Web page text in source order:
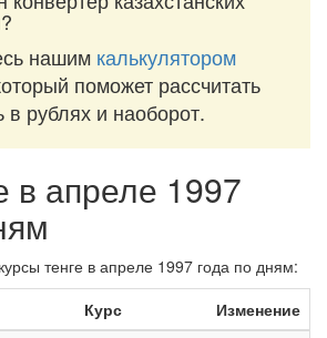
нашим калькулятором
поможет рассчитать
в рублях и наоборот.
в апреле 1997
тенге в апреле 1997 года по дням:
Курс Изменение